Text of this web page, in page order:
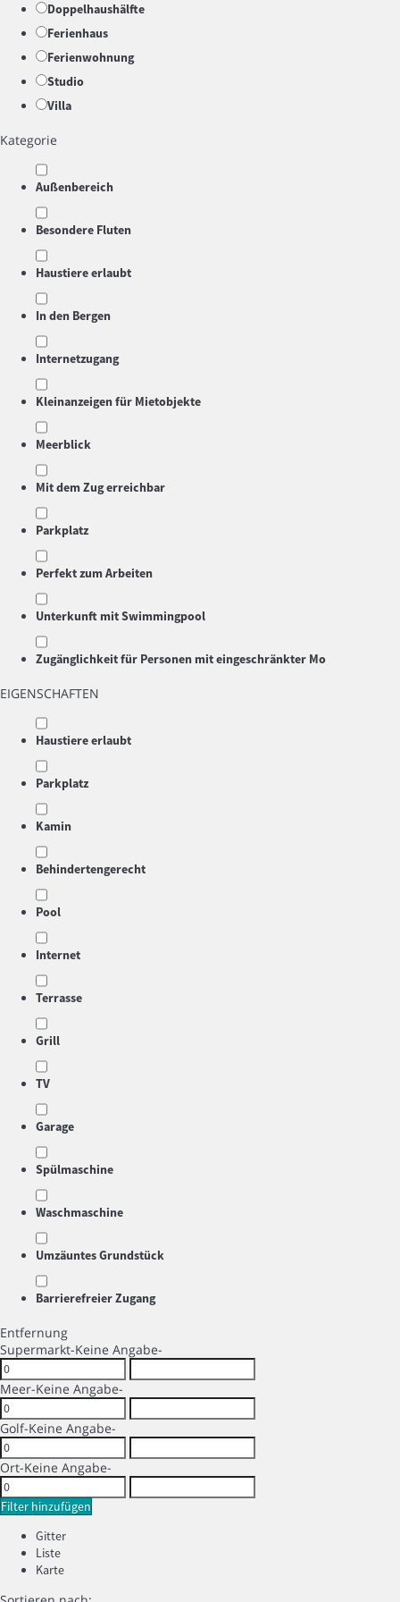
Doppelhaushälfte
Ferienhaus
Ferienwohnung
Studio
Villa
Kategorie
Außenbereich
Besondere Fluten
Haustiere erlaubt
In den Bergen
Internetzugang
Kleinanzeigen für Mietobjekte
Meerblick
Mit dem Zug erreichbar
Parkplatz
Perfekt zum Arbeiten
Unterkunft mit Swimmingpool
Zugänglichkeit für Personen mit eingeschränkter Mo
EIGENSCHAFTEN
Haustiere erlaubt
Parkplatz
Kamin
Behindertengerecht
Pool
Internet
Terrasse
Grill
TV
Garage
Spülmaschine
Waschmaschine
Umzäuntes Grundstück
Barrierefreier Zugang
Entfernung
Supermarkt-Keine Angabe-
Meer-Keine Angabe-
Golf-Keine Angabe-
Ort-Keine Angabe-
Filter hinzufügen
Gitter
Liste
Karte